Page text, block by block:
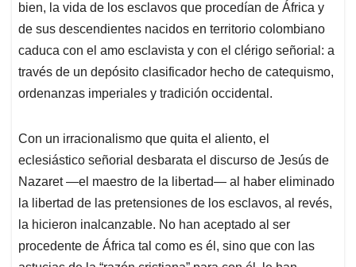
bien, la vida de los esclavos que procedían de África y
de sus descendientes nacidos en territorio colombiano
caduca con el amo esclavista y con el clérigo señorial: a
través de un depósito clasificador hecho de catequismo,
ordenanzas imperiales y tradición occidental.
Con un irracionalismo que quita el aliento, el
eclesiástico señorial desbarata el discurso de Jesús de
Nazaret —el maestro de la libertad— al haber eliminado
la libertad de las pretensiones de los esclavos, al revés,
la hicieron inalcanzable. No han aceptado al ser
procedente de África tal como es él, sino que con las